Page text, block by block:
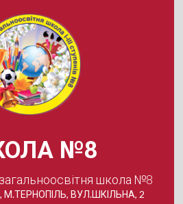
№8
школа №8
М.ТЕРНОПІЛЬ, ВУЛ.ШКІЛЬНА, 2